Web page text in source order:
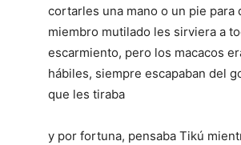
cortarles una mano o un pie para
miembro mutilado les sirviera a
escarmiento, pero los macacos
hábiles, siempre escapaban del
que les tiraba
y por fortuna, pensaba Tikú